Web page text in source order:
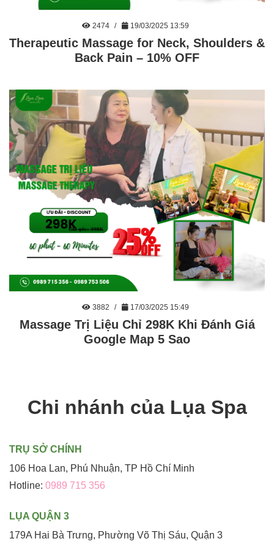
2474 19/03/2025 13:59
Therapeutic Massage for Neck, Shoulders &
Back Pain – 10% OFF
3882 17/03/2025 15:49
Massage Trị Liệu Chỉ 298K Khi Đánh Giá
Google Map 5 Sao
Chi nhánh của Lụa Spa
TRỤ SỞ CHÍNH
106 Hoa Lan, Phú Nhuận, TP Hồ Chí Minh
Hotline: 0989 715 356
LỤA QUẬN 3
179A Hai Bà Trưng, Phường Võ Thị Sáu, Quận 3